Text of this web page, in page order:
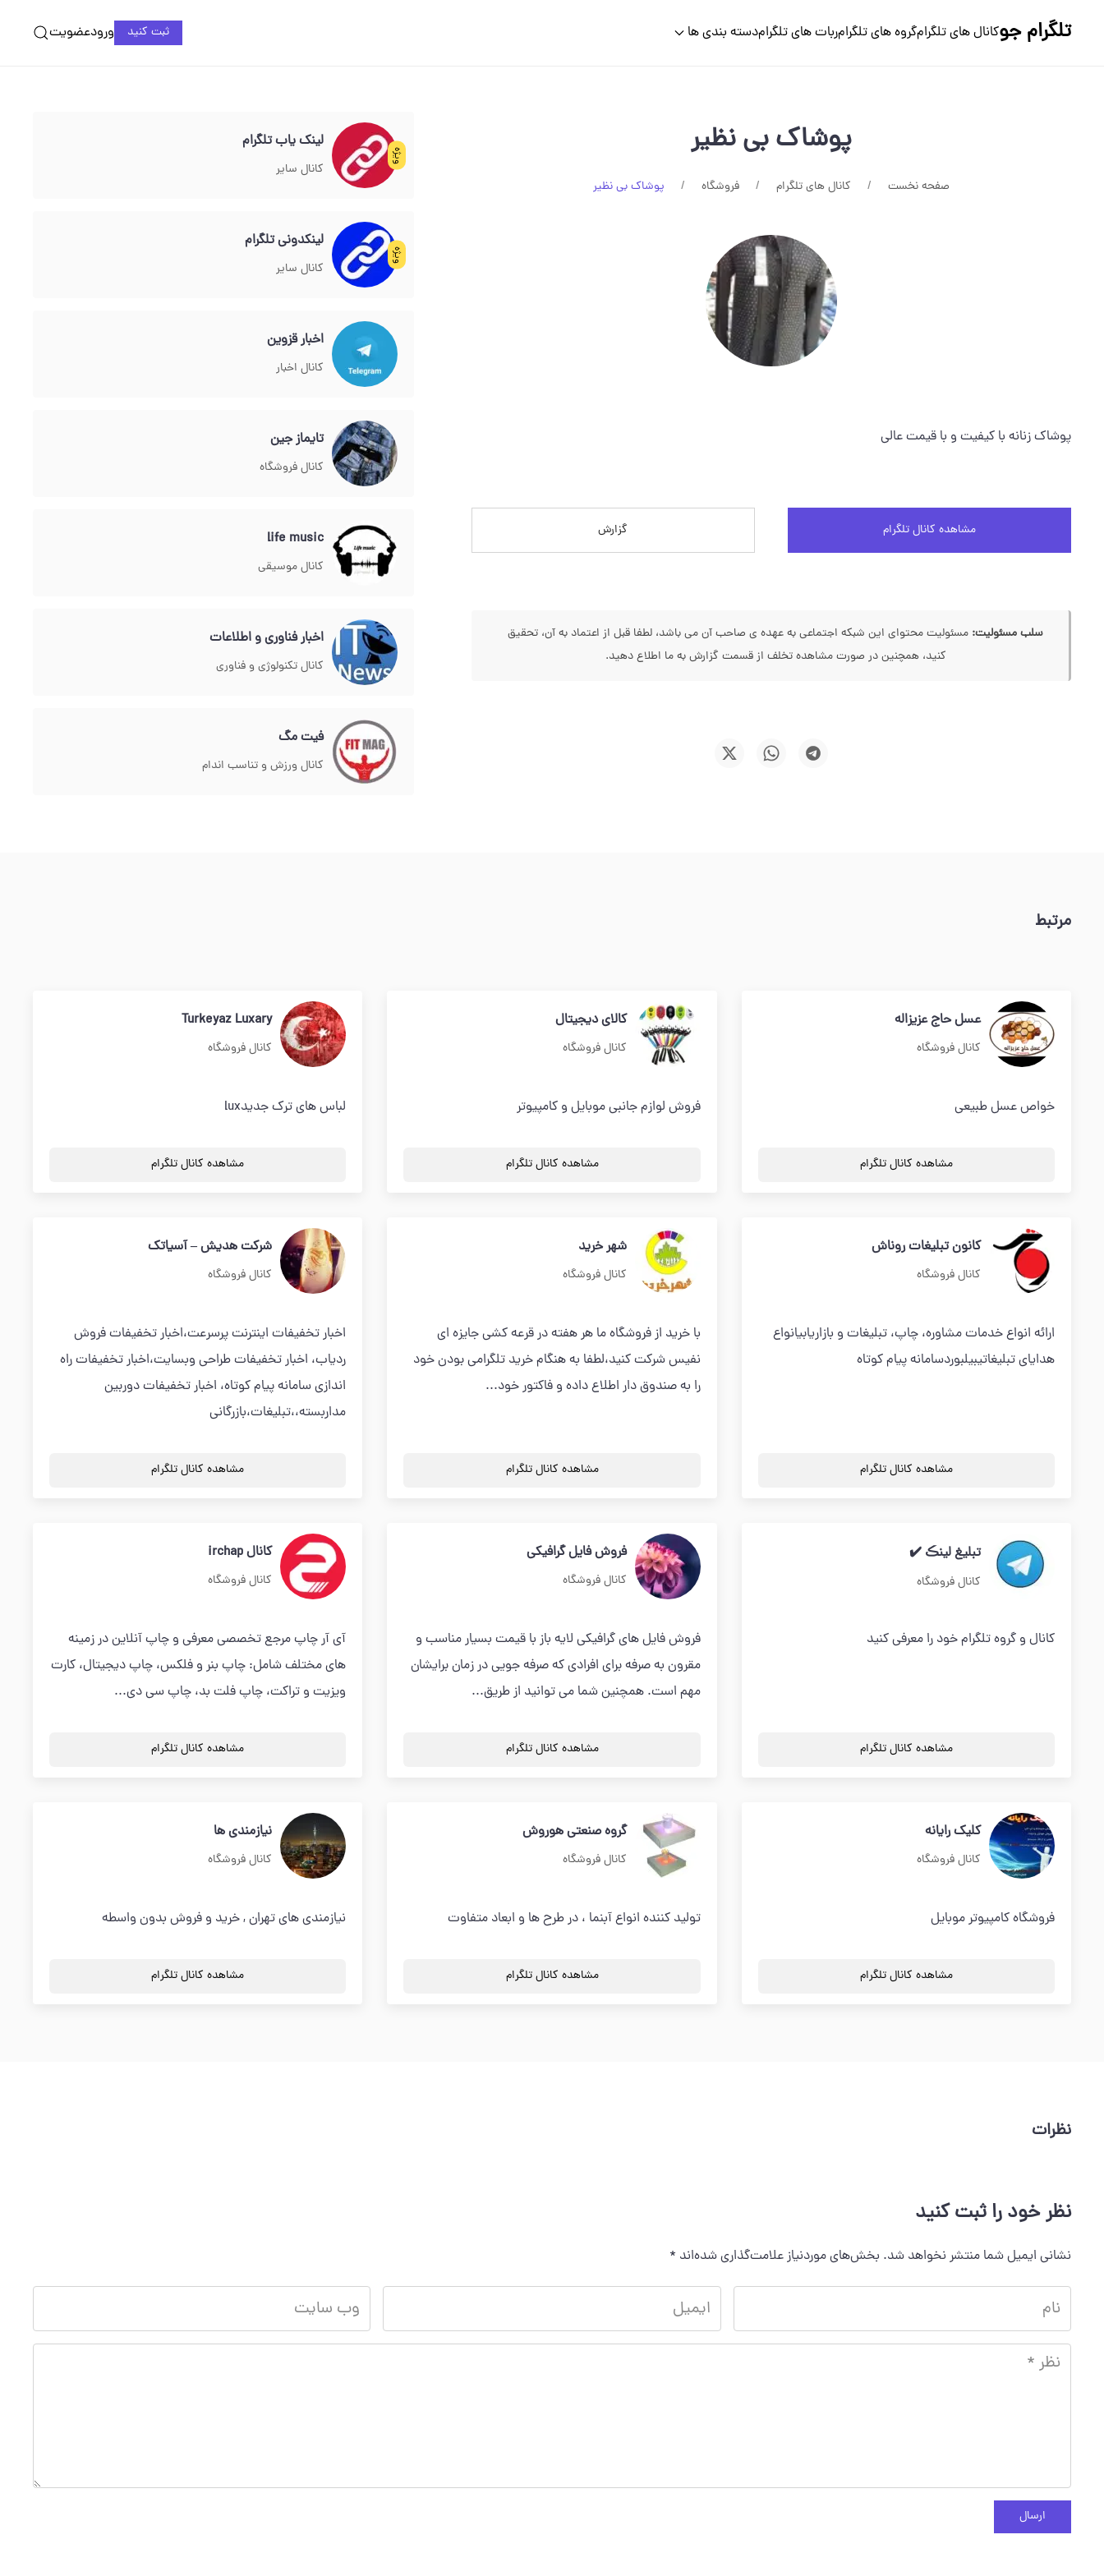
تلگرام جوکانال های تلگرامگروه های تلگرامربات های تلگرامدسته بندی ها ثبت کنید ورودعضویت
پوشاک بی نظیر
صفحه نخست کانال های تلگرام فروشگاه پوشاک بی نظیر
پوشاک زنانه با کیفیت و با قیمت عالی
مشاهده کانال تلگرام گزارش
سلب مسئولیت: مسئولیت محتوای این شبکه اجتماعی به عهده ی صاحب آن می باشد، لطفا قبل از اعتماد به آن، تحقیق
کنید، همچنین در صورت مشاهده تخلف از قسمت گزارش به ما اطلاع دهید.
ویژه
لینک یاب تلگرام
کانال سایر
ویژه
لینکدونی تلگرام
کانال سایر
اخبار قزوین
کانال اخبار
تايماز جین
کانال فروشگاه
life music
کانال موسیقی
اخبار فناوری و اطلاعات
کانال تکنولوژی و فناوری
فیت مگ
کانال ورزش و تناسب اندام
مرتبط
عسل حاج عزیزاله
کانال فروشگاه
خواص عسل طبیعی
مشاهده کانال تلگرام
کالای دیجیتال
کانال فروشگاه
فروش لوازم جانبی موبایل و کامپیوتر
مشاهده کانال تلگرام
Turkeyaz Luxary
کانال فروشگاه
لباس های ترک جدیدlux
مشاهده کانال تلگرام
کانون تبلیغات روناش
کانال فروشگاه
ارائه انواع خدمات مشاوره، چاپ، تبلیغات و بازاریابیانواع
هدایای تبلیغاتیبیلبوردسامانه پیام کوتاه
مشاهده کانال تلگرام
شهر خريد
کانال فروشگاه
با خريد از فروشگاه ما هر هفته در قرعه كشي جايزه اي
نفيس شركت كنيد،لطفا به هنگام خريد تلگرامي بودن خود
را به صندوق دار اطلاع داده و فاكتور خود...
مشاهده کانال تلگرام
شرکت هدیش – آسیاتک
کانال فروشگاه
اخبار تخفیفات اينترنت پرسرعت،اخبار تخفیفات فروش
ردياب، اخبار تخفیفات طراحي وبسايت،اخبار تخفیفات راه
اندازي سامانه پيام كوتاه، اخبار تخفیفات دوربين
مداربسته،،تبليغات،بازرگاني
مشاهده کانال تلگرام
تبلیغ لینڪ ✔️
کانال فروشگاه
کانال و گروه تلگرام خود را معرفی کنید
مشاهده کانال تلگرام
فروش فایل گرافیکی
کانال فروشگاه
فروش فایل های گرافیکی لایه باز با قیمت بسیار مناسب و
مقرون به صرفه برای افرادی که صرفه جویی در زمان برایشان
مهم است. همچنین شما می توانید از طریق...
مشاهده کانال تلگرام
کانال irchap
کانال فروشگاه
آی آر چاپ مرجع تخصصی معرفی و چاپ آنلاین در زمینه
های مختلف شامل: چاپ بنر و فلکس، چاپ دیجیتال، کارت
ویزیت و تراکت، چاپ فلت بد، چاپ سی دی...
مشاهده کانال تلگرام
کلیک رایانه
کانال فروشگاه
فروشگاه کامپیوتر موبایل
مشاهده کانال تلگرام
گروه صنعتی هوروش
کانال فروشگاه
تولید کننده انواع آبنما ، در طرح ها و ابعاد متفاوت
مشاهده کانال تلگرام
نیازمندی ها
کانال فروشگاه
نیازمندی های تهران , خرید و فروش بدون واسطه
مشاهده کانال تلگرام
نظرات
نظر خود را ثبت کنید
نشانی ایمیل شما منتشر نخواهد شد. بخش‌های موردنیاز علامت‌گذاری شده‌اند *
ارسال